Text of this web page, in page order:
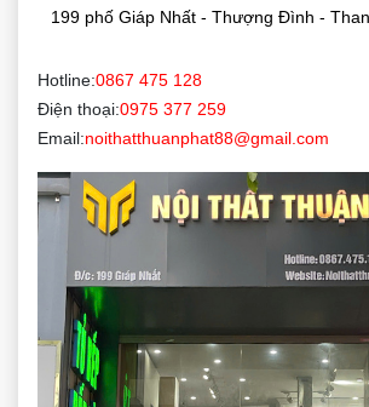
199 phố Giáp Nhất - Thượng Đình -
Hotline:0867 475 128
Điện thoại:0975 377 259
Email:noithatthuanphat88@gmail.com